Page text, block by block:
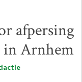
afpersing
in Arnhem